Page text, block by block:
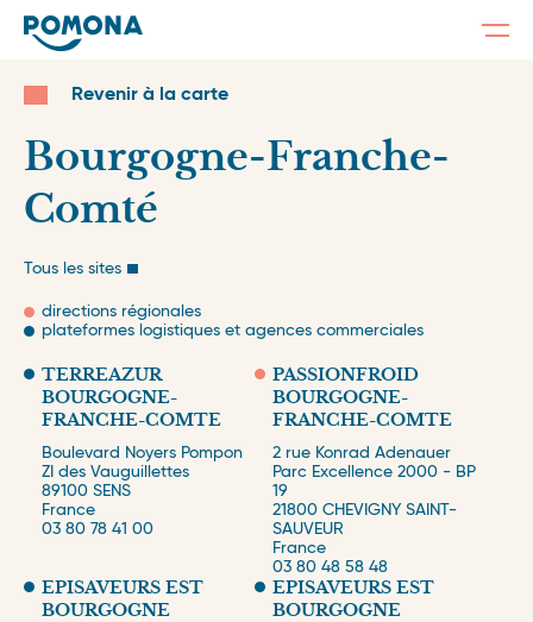
main
Revenir à la carte
Bourgogne-Franche-
Comté
Tous les sites
directions régionales
plateformes logistiques et agences commerciales
TERREAZUR
BOURGOGNE-
FRANCHE-COMTE
Boulevard Noyers Pompon
ZI des Vauguillettes
89100 SENS
France
03 80 78 41 00
PASSIONFROID
BOURGOGNE-
FRANCHE-COMTE
2 rue Konrad Adenauer
Parc Excellence 2000 - BP
19
21800 CHEVIGNY SAINT-
SAUVEUR
France
03 80 48 58 48
EPISAVEURS EST
BOURGOGNE
EPISAVEURS EST
BOURGOGNE